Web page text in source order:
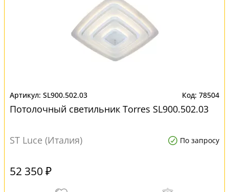
SL900.502.03 78504
Потолочный светильник Torres SL900.502.03
ST Luce (Италия) По запросу
52 350 ₽